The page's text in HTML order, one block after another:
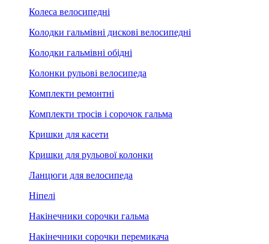
Колеса велосипедні
Колодки гальмівні дискові велосипедні
Колодки гальмівні обідні
Колонки рульові велосипеда
Комплекти ремонтні
Комплекти тросів і сорочок гальма
Кришки для касети
Кришки для рульової колонки
Ланцюги для велосипеда
Ніпелі
Накінечники сорочки гальма
Накінечники сорочки перемикача